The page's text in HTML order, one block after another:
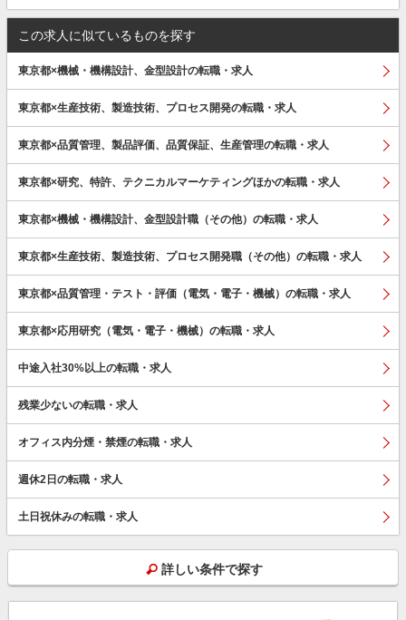
この求人に似ているものを探す
東京都×機械・機構設計、金型設計の転職・求人
東京都×生産技術、製造技術、プロセス開発の転職・求人
東京都×品質管理、製品評価、品質保証、生産管理の転職・求人
東京都×研究、特許、テクニカルマーケティングほかの転職・求人
東京都×機械・機構設計、金型設計職（その他）の転職・求人
東京都×生産技術、製造技術、プロセス開発職（その他）の転職・求人
東京都×品質管理・テスト・評価（電気・電子・機械）の転職・求人
東京都×応用研究（電気・電子・機械）の転職・求人
中途入社30%以上の転職・求人
残業少ないの転職・求人
オフィス内分煙・禁煙の転職・求人
週休2日の転職・求人
土日祝休みの転職・求人
詳しい条件で探す